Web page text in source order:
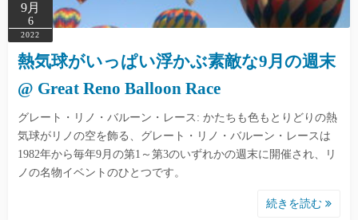
9月
6
2022
熱気球がいっぱい浮かぶ素敵な9月の週末
@ Great Reno Balloon Race
グレート・リノ・バルーン・レース: かたちも色もとりどりの熱
気球がリノの空を飾る、グレート・リノ・バルーン・レースは
1982年から毎年9月の第1～第3のいずれかの週末に開催され、リ
ノの名物イベントのひとつです。
続きを読む